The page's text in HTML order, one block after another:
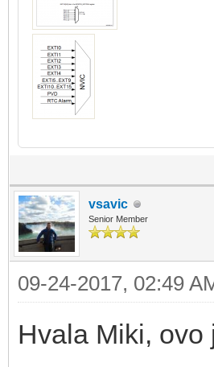
vsavic
Senior Member
09-24-2017, 02:49
Hvala Miki, ovo